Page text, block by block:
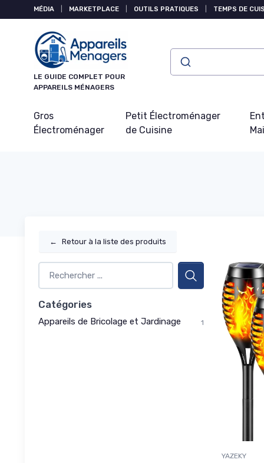
MÉDIA MARKETPLACE OUTILS PRATIQUES TEMPS DE
LE GUIDE COMPLET POUR
APPAREILS MÉNAGERS
Gros
Électroménager
Petit Électroménager
de Cuisine
← Retour à la liste des produits
Catégories
Appareils de Bricolage et Jardinage 1
YAZEKY
Panneau de gestion des cookies